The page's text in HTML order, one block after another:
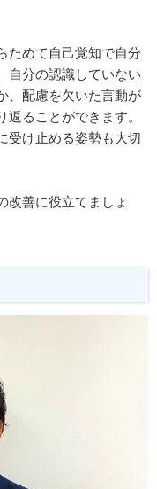
ためて自己覚知で自分
自分の認識していない
、配慮を欠いた言動が
ることができます。
受け止める姿勢も大切
改善に役立てましょ